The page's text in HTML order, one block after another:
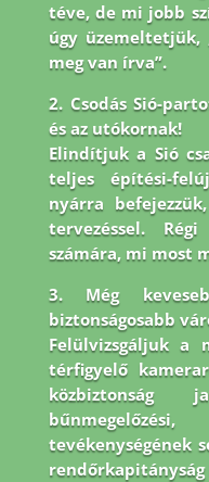
téve, de mi jobb
úgy üzemeltetjük,
meg van írva”.
2. Csodás Sió-
és az utókornak!
Elindítjuk a Sió
teljes építési-
nyárra
tervezéssel.
számára, mi most
3. Még
biztonságosabb
Felülvizsgáljuk a
térfigyelő
közbiztonság
tevékenységének